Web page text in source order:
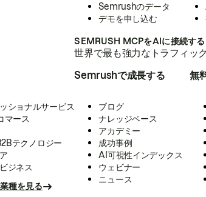
Semrushのデータ
デモを申し込む
SEMRUSH MCPをAIに接続する
世界で最も強力なトラフィッ
ショナルサービス
マース
テクノロジー
ジネス
種を見る
Semrushで成長する
ブログ
ナレッジベース
アカデミー
成功事例
AI可視性インデックス
ウェビナー
ニュース
無